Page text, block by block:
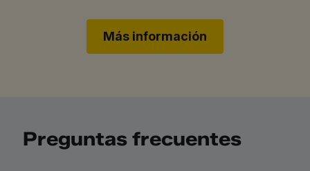
Más información
Preguntas frecuentes